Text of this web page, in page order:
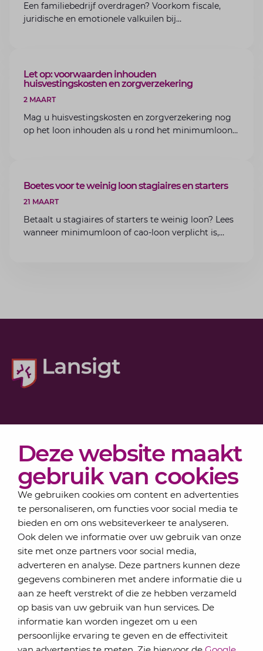
Deze website maakt
gebruik van cookies
We gebruiken cookies om content en advertenties
te personaliseren, om functies voor social media te
bieden en om ons websiteverkeer te analyseren.
Ook delen we informatie over uw gebruik van onze
site met onze partners voor social media,
adverteren en analyse. Deze partners kunnen deze
gegevens combineren met andere informatie die u
aan ze heeft verstrekt of die ze hebben verzameld
op basis van uw gebruik van hun services. De
informatie kan worden ingezet om u een
persoonlijke ervaring te geven en de effectiviteit
Een familiebedrijf overdragen? Voorkom fiscale,
juridische en emotionele valkuilen bij
ARTIKEL
Let op: voorwaarden inhouden
huisvestingskosten en zorgverzekering
2 MAART
Mag u huisvestingskosten en zorgverzekering nog
op het loon inhouden als u rond het minimumloon
ARTIKEL
Boetes voor te weinig loon stagiaires en starters
21 MAART
Betaalt u stagiaires of starters te weinig loon? Lees
wanneer minimumloon of cao-loon verplicht is,
Actueel
Over Lansigt
Contact
Schrijf je in voor onze nieuwsbrief
Elke maand bundelen de adviseurs van Lansigt in
de eSigt het nieuws.
Jouw emailadres
Inschrijven